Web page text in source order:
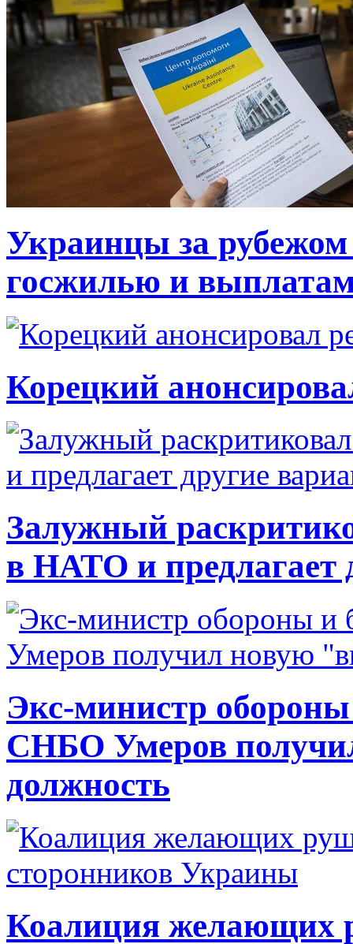
Украинцы за рубежом
госжилью и
Корецкий
Залужный
в НАТО и предлагает
Экс-министр
СНБО Умеров
должность
Коалиция желающих